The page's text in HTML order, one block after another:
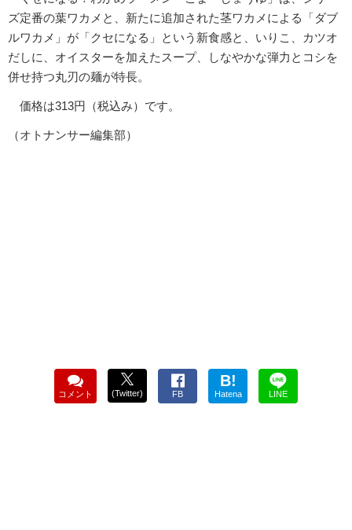
ズ定番の葉ワカメと、新たに追加された茎ワカメによる「ダブ
ルワカメ」が「クセになる」という新食感と、いりこ、カツオ
だしに、オイスターを加えたスープ、しなやかな弾力とコシを
併せ持つ丸刃の麺が特長。
価格は313円（税込み）です。
（オトナンサー編集部）
コメント (Twitter) FB
B!
Hatena LINE